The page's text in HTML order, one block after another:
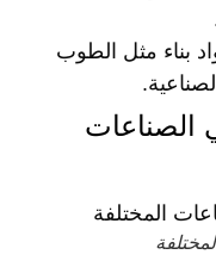
بناء مثل الطوب
الصناعات